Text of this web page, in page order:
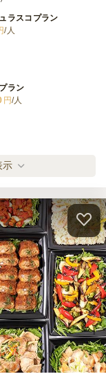
ラスコプラン
/人
ラン
円/人
円/人
トプラン
円/人
/人
プラン
示